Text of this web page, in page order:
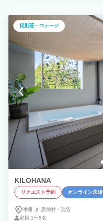
貸別荘・コテージ
KILOHANA
リクエスト予約 オンライン決済
沖縄 恩納村・ 読谷
定員 1〜5名